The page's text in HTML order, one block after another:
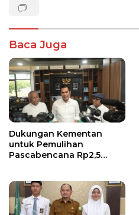
Baca Juga
Dukungan Kementan
untuk Pemulihan
Pascabencana Rp2,5